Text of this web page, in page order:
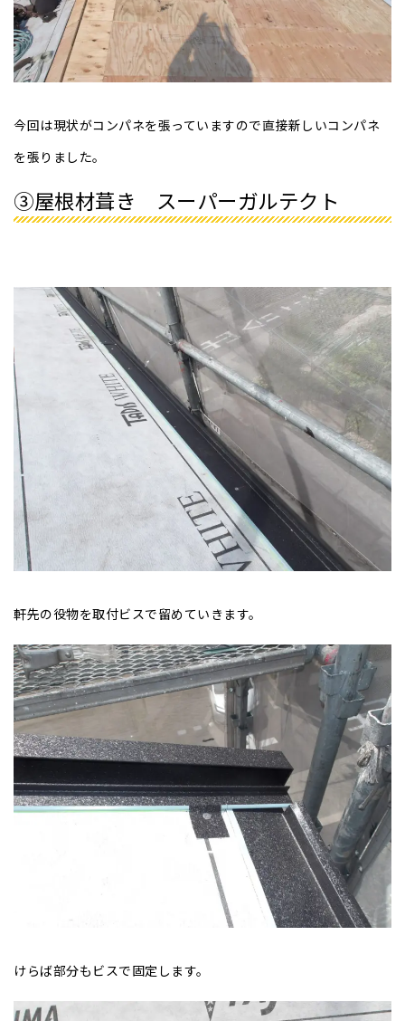
今回は現状がコンパネを張っていますので直接新しいコンパネ
を張りました。
③屋根材葺き スーパーガルテクト
軒先の役物を取付ビスで留めていきます。
けらば部分もビスで固定します。